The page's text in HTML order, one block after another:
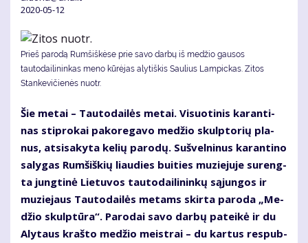
2020-05-12
Prieš parodą Rumšiškėse prie savo darbų iš medžio gausos
tautodailininkas meno kūrėjas alytiškis Saulius Lampickas. Zitos
Stankevičienės nuotr.
Šie me­tai – Tau­to­dai­lės me­tai. Vi­suo­ti­nis ka­ran­ti­
nas stip­ro­kai pa­ko­re­ga­vo me­džio skulp­to­rių pla­
nus, at­si­sa­ky­ta ke­lių pa­ro­dų. Su­švel­ni­nus ka­ran­ti­no
sa­ly­gas Rum­šiš­kių liau­dies bui­ties mu­zie­ju­je su­reng­
ta jung­ti­nė Lie­tu­vos tau­to­dai­li­nin­kų są­jun­gos ir
mu­zie­jaus Tau­to­dai­lės me­tams skir­ta pa­ro­da „Me­
džio skulp­tū­ra“. Pa­ro­dai sa­vo dar­bų pa­tei­kė ir du
Aly­taus kraš­to me­džio meist­rai – du kar­tus res­pub­